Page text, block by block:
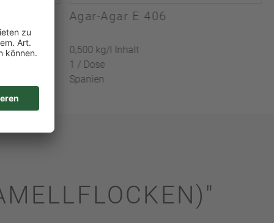
Agar-Agar E 406
0,500 kg/l Inhalt
1 / Dose
Spanien